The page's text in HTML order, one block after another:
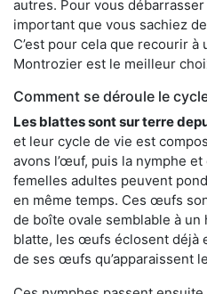
autres. Pour vous
important que vous sachiez
C’est pour cela que recourir
Montrozier est le meilleur
Comment se déroule le
Les blattes sont sur terre
et leur cycle de vie est
avons l’œuf, puis la nymphe et
femelles adultes peuvent
en même temps. Ces œufs
de boîte ovale semblable à
blatte, les œufs éclosent déjà
de ses œufs qu’apparaissent